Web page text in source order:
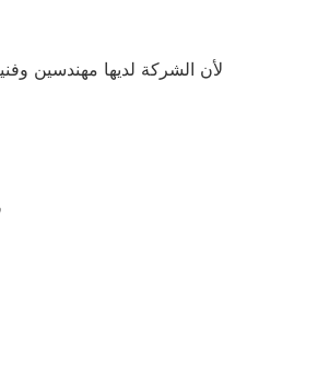
لأن الشركة لديها مهندسين